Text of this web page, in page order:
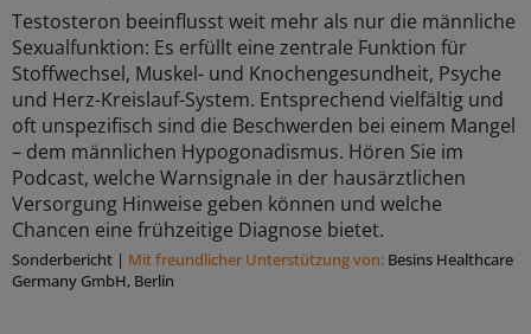
Testosteron beeinflusst weit mehr als nur die männliche
Sexualfunktion: Es erfüllt eine zentrale Funktion für
Stoffwechsel, Muskel- und Knochengesundheit, Psyche
und Herz-Kreislauf-System. Entsprechend vielfältig und
oft unspezifisch sind die Beschwerden bei einem Mangel
– dem männlichen Hypogonadismus. Hören Sie im
Podcast, welche Warnsignale in der hausärztlichen
Versorgung Hinweise geben können und welche
Chancen eine frühzeitige Diagnose bietet.
Sonderbericht | Mit freundlicher Unterstützung von: Besins Healthcare
Germany GmbH, Berlin